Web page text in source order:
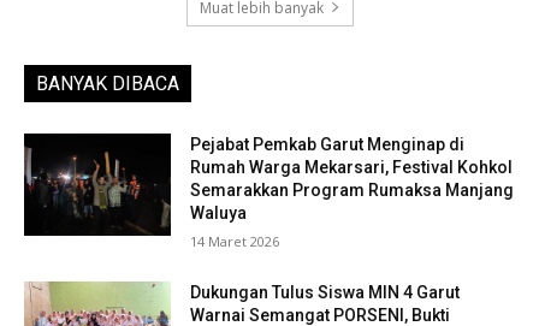
Muat lebih banyak
BANYAK DIBACA
Pejabat Pemkab Garut Menginap di
Rumah Warga Mekarsari, Festival Kohkol
Semarakkan Program Rumaksa Manjang
Waluya
14 Maret 2026
Dukungan Tulus Siswa MIN 4 Garut
Warnai Semangat PORSENI, Bukti